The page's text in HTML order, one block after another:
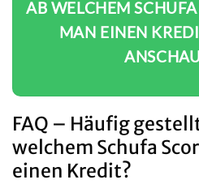
AB WELCHEM
MAN EINEN
FAQ – Häufig
welchem Schufa
einen Kredit?